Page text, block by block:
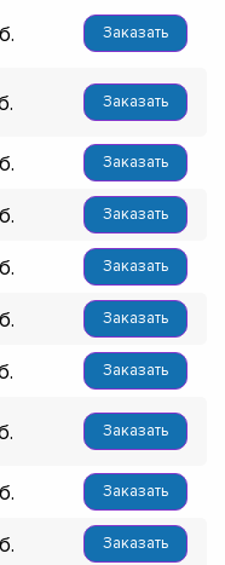
Заказать
Заказать
Заказать
Заказать
Заказать
Заказать
Заказать
Заказать
Заказать
Заказать